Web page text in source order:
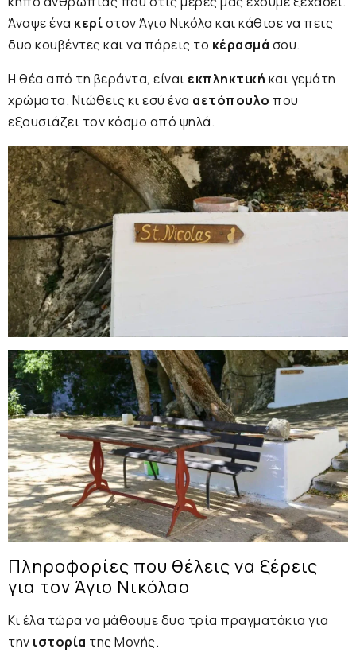
Άναψε ένα κερίστον Άγιο Νικόλα και κάθισε να πεις
δυο κουβέντες και να πάρεις το κέρασμά σου.
Η θέα από τη βεράντα, είναι εκπληκτική και γεμάτη
χρώματα. Νιώθεις κι εσύ ένα αετόπουλο που
εξουσιάζει τον κόσμο από ψηλά.
Πληροφορίες που θέλεις να ξέρεις
για τον Άγιο Νικόλαο
Κι έλα τώρα να μάθουμε δυο τρία πραγματάκια για
την ιστορία της Μονής.